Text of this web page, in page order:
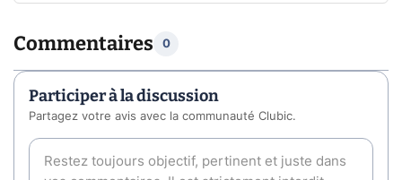
Commentaires 0
Participer à la discussion
Partagez votre avis avec la communauté Clubic.